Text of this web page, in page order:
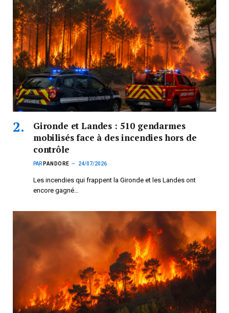
Gironde et Landes : 510 gendarmes
mobilisés face à des incendies hors de
contrôle
PAR PANDORE 24/07/2026
Les incendies qui frappent la Gironde et les Landes ont
encore gagné…